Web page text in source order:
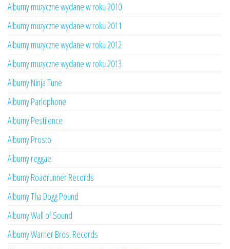
Albumy muzyczne wydane w roku 2010
Albumy muzyczne wydane w roku 2011
Albumy muzyczne wydane w roku 2012
Albumy muzyczne wydane w roku 2013
Albumy Ninja Tune
Albumy Parlophone
Albumy Pestilence
Albumy Prosto
Albumy reggae
Albumy Roadrunner Records
Albumy Tha Dogg Pound
Albumy Wall of Sound
Albumy Warner Bros. Records